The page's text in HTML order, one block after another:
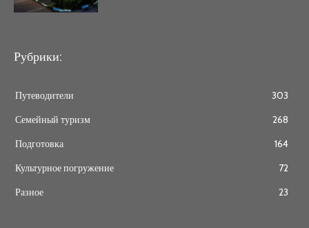
Рубрики:
Путеводители
303
Семейный туризм
268
Подготовка
164
Культурное погружение
72
Разное
23